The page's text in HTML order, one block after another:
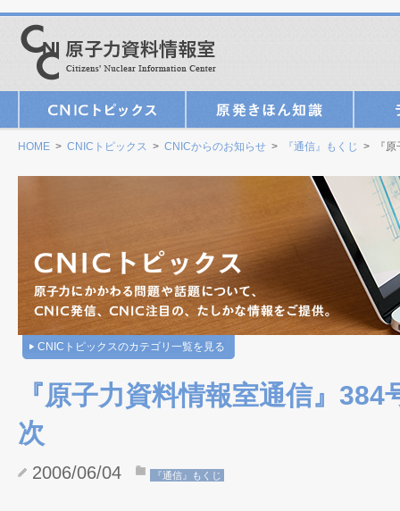
HOME > CNICトピックス > CNICからのお知らせ > 『通信』もくじ > 『原
CNICトピックスのカテゴリ一覧を見る
『原子力資料情報室通信』
次
2006/06/04 『通信』もくじ